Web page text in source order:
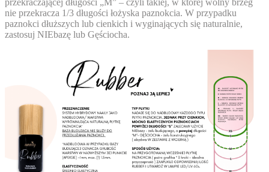
przekraczającej długości „M” – czyli takiej, w której wolny brzeg
nie przekracza 1/3 długości łożyska paznokcia. W przypadku
paznokci dłuższych lub cienkich i wyginających się naturalnie,
zastosuj NIEbazę lub Gęściocha.